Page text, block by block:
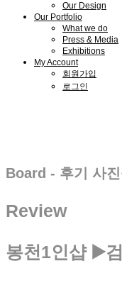
Our Design
Our Portfolio
What we do
Press & Media
Exhibitions
My Account
회원가입
로그인
Board - 후기 사
Review
봉천1인샵 ▶️